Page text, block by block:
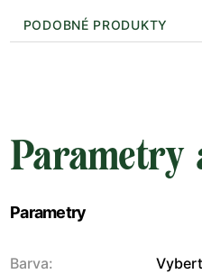
PODOBNÉ PRODUKTY
Parametry
Parametry
Barva: